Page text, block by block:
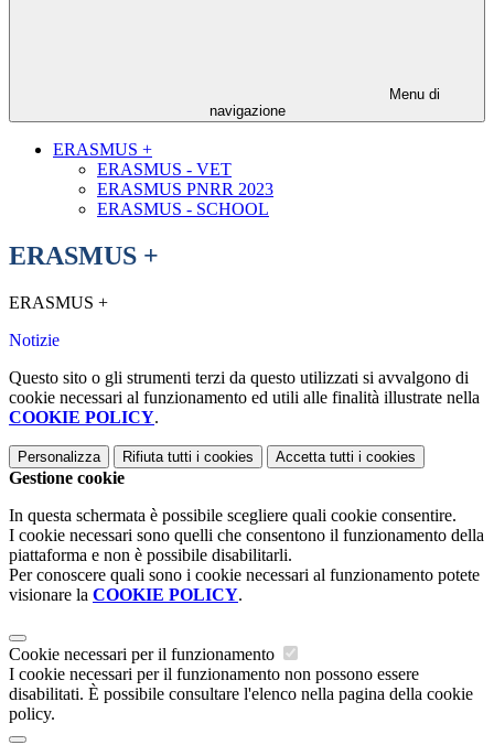
Menu di
navigazione
ERASMUS +
ERASMUS - VET
ERASMUS PNRR 2023
ERASMUS - SCHOOL
ERASMUS +
ERASMUS +
Notizie
Questo sito o gli strumenti terzi da questo utilizzati si avvalgono di
cookie necessari al funzionamento ed utili alle finalità illustrate nella
COOKIE POLICY.
Personalizza Rifiuta tutti i cookies Accetta tutti i cookies
Gestione cookie
In questa schermata è possibile scegliere quali cookie consentire.
I cookie necessari sono quelli che consentono il funzionamento della
piattaforma e non è possibile disabilitarli.
Per conoscere quali sono i cookie necessari al funzionamento potete
visionare la COOKIE POLICY.
Cookie necessari per il funzionamento
I cookie necessari per il funzionamento non possono essere
disabilitati. È possibile consultare l'elenco nella pagina della cookie
policy.